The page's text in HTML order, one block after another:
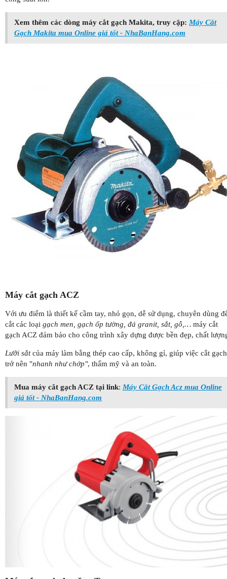
Xem thêm các dòng máy cắt gạch Makita, truy cập: Máy Cắt
Gạch Makita mua Online giá tốt - NhaBanHang.com
Máy cắt gạch ACZ
Với ưu điểm là thiết kế cầm tay, nhỏ gọn, dễ sử dụng, chuyên dùng
cắt các loại gạch men, gạch ốp tường, đá granit, sắt, gỗ,… máy cắt
gạch ACZ đảm bảo cho công trình xây dựng được bền đẹp, chất
Lưỡi sắtcủa máy làm bằng thép cao cấp, không gỉ, giúp việc cắt gạch
trở nên "nhanh như chớp", thẩm mỹ và an toàn.
Mua máy cắt gạch ACZ tại link: Máy Cắt Gạch Acz mua Online
giá tốt - NhaBanHang.com